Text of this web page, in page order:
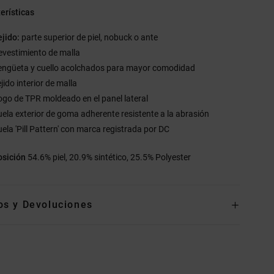
parte superior de piel, nobuck o ante
de malla
y cuello acolchados para mayor comodidad
interior de malla
de TPR moldeado en el panel lateral
exterior de goma adherente resistente a la abrasión
'Pill Pattern' con marca registrada por DC
54.6% piel, 20.9% sintético, 25.5% Polyester
y Devoluciones